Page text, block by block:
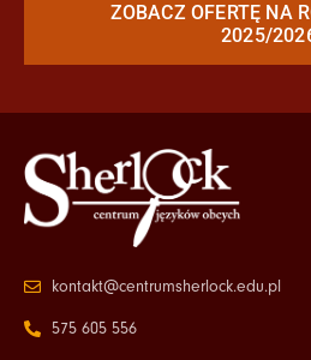
ZOBACZ OFERTĘ NA
2025/
kontakt@centrumsherlock.edu.pl
575 605 556